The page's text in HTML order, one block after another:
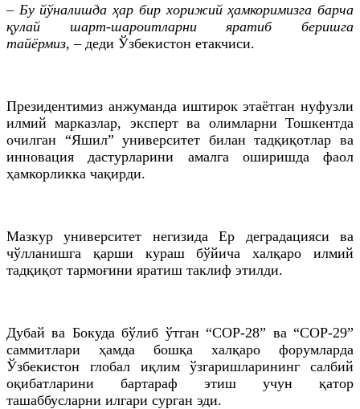
– Бу йўналишда ҳар бир хорижий ҳамкоримизга барча
қулай шарт-шароитларни яратиб беришга
тайёрмиз,– деди Ўзбекистон етакчиси.
Президентимиз анжуманда иштирок этаётган нуфузли
илмий марказлар, эксперт ва олимларни Тошкентда
очилган “Яшил” университет билан тадқиқотлар ва
инновация дастурларини амалга оширишда фаол
ҳамкорликка чақирди.
Мазкур университет негизида Ер деградацияси ва
чўлланишга қарши кураш бўйича халқаро илмий
тадқиқот тармоғини яратиш таклиф этилди.
Дубай ва Бокуда бўлиб ўтган “COP-28” ва “COP-29”
саммитлари ҳамда бошқа халқаро форумларда
Ўзбекистон глобал иқлим ўзгаришларининг салбий
оқибатларини бартараф этиш учун қатор
ташаббусларни илгари сурган эди.